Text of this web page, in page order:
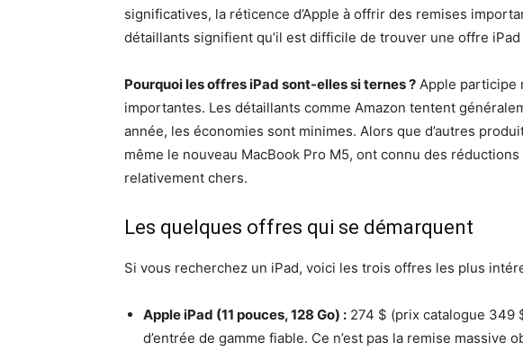
significatives, la réticence d’Apple à offrir des remises
détaillants signifient qu’il est difficile de trouver une offre
Pourquoi les offres iPad sont-elles si ternes ? Apple participe
importantes. Les détaillants comme Amazon tentent
année, les économies sont minimes. Alors que d’autres
même le nouveau MacBook Pro M5, ont connu des
relativement chers.
Les quelques offres qui se démarquent
Si vous recherchez un iPad, voici les trois offres les plus
Apple iPad (11 pouces, 128 Go) : 274 $ (prix catalogue 349
d’entrée de gamme fiable. Ce n’est pas la remise massive